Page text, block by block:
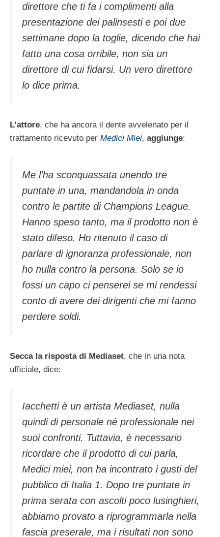
direttore che ti fa i complimenti alla
presentazione dei palinsesti e poi due
settimane dopo la toglie, dicendo che hai
fatto una cosa orribile, non sia un
direttore di cui fidarsi. Un vero direttore
lo dice prima.
L’attore, che ha ancora il dente avvelenato per il
trattamento ricevuto per Medici Miei, aggiunge:
Me l’ha sconquassata unendo tre
puntate in una, mandandola in onda
contro le partite di Champions League.
Hanno speso tanto, ma il prodotto non è
stato difeso. Ho ritenuto il caso di
parlare di ignoranza professionale, non
ho nulla contro la persona. Solo se io
fossi un capo ci penserei se mi rendessi
conto di avere dei dirigenti che mi fanno
perdere soldi.
Secca la risposta di Mediaset, che in una nota
ufficiale, dice:
Iacchetti è un artista Mediaset, nulla
quindi di personale né professionale nei
suoi confronti. Tuttavia, è necessario
ricordare che il prodotto di cui parla,
Medici miei, non ha incontrato i gusti del
pubblico di Italia 1. Dopo tre puntate in
prima serata con ascolti poco lusinghieri,
abbiamo provato a riprogrammarla nella
fascia preserale, ma i risultati non sono